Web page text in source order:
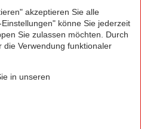
Compliance